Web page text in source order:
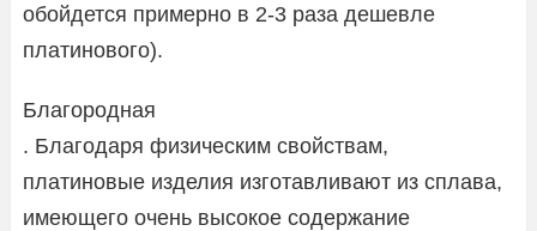
обойдется примерно в 2-3 раза дешевле
платинового).
Благородная
. Благодаря физическим свойствам,
платиновые изделия изготавливают из сплава,
имеющего очень высокое содержание